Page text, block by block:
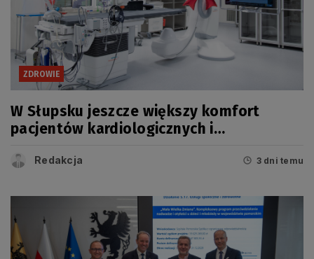
ZDROWIE
W Słupsku jeszcze większy komfort
pacjentów kardiologicznych i
Redakcja 3 dni temu